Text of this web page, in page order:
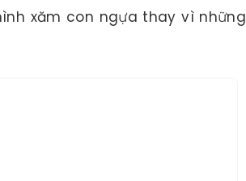
xăm con ngựa thay vì những